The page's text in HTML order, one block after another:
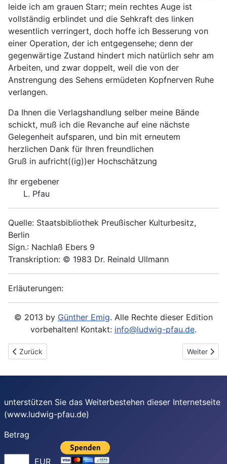
leide ich am grauen Starr; mein rechtes Auge ist
vollständig erblindet und die Sehkraft des linken
wesentlich verringert, doch hoffe ich Besserung von
einer Operation, der ich entgegensehe; denn der
gegenwärtige Zustand hindert mich natürlich sehr am
Arbeiten, und zwar doppelt, weil die von der
Anstrengung des Sehens ermüdeten Kopfnerven Ruhe
verlangen.
Da Ihnen die Verlagshandlung selber meine Bände
schickt, muß ich die Revanche auf eine nächste
Gelegenheit aufsparen, und bin mit erneutem
herzlichen Dank für Ihren freundlichen
Gruß in aufricht((ig))er Hochschätzung
Ihr ergebener
L. Pfau
Quelle: Staatsbibliothek Preußischer Kulturbesitz,
Berlin
Sign.: Nachlaß Ebers 9
Transkription: © 1983 Dr. Reinald Ullmann
Erläuterungen:
© 2013 by Günther Emig. Alle Rechte dieser Edition
vorbehalten! Kontakt: info@ludwig-pfau.de.
Vorheriger Beitrag: 1888-11-06 - An Anna Spier
Zurück Nächster
Weiter
unterstützen Sie das Weiterbestehen dieser Internetseite
(www.ludwig-pfau.de)
Betrag
EUR